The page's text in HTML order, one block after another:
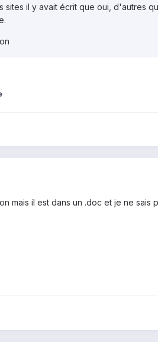
sites il y avait écrit que oui, d'autres
mais il est dans un .doc et je ne sais